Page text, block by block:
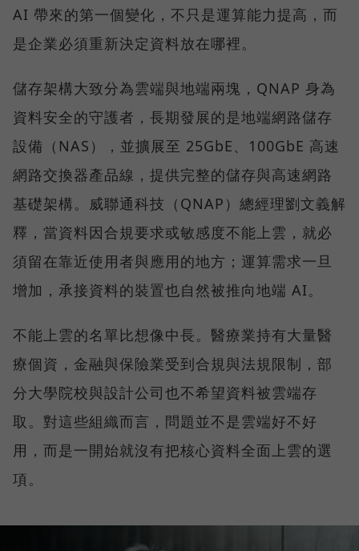
AI 帶來的第一個變化，不只是運算能力提高，而
是企業必須重新決定資料放在哪裡。
儲存架構大致分為雲端與地端兩塊，QNAP 身為
資料安全的守護者，長期發展的是地端網路儲存
設備（NAS），並擴展至 25GbE、100GbE 高速
網路交換器產品線，提供完整的儲存與高速網路
基礎架構。威聯通科技（QNAP）總經理劉文義解
釋，當資料因合規要求或敏感度不能上雲，就必
須留在靠近使用者與應用的地方；運算需求一旦
增加，承接資料的裝置也自然被推向地端 AI。
不能上雲的名單比想像中長。醫療業持有大量醫
療個資，金融與保險業受到合規與法規限制，部
分大學院校與設計公司也不希望資料被雲端存
取。對這些組織而言，問題並不是雲端好不好
用，而是一開始就沒有把核心資料全面上雲的選
項。